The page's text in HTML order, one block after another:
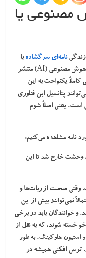
مصنوعی یا
زندگینامه‌ای سرگشادهبا
موضوع اقدامات ایمنی ساختمان در سیستم های هوش مصنوعی (AI) منتشر
کاملاً یکنواخت به این
پتانسیل این فناوری
است، یعنی اصلاً شوم
وحشت خارج شد تا این
وقتی صحبت از ربات‌ها و
نمی‌توانند بیش از این
و خوانندگان باید در برخی
خسته شوند، که به نقل از
هاوکینگ، به طور
ترس افکنی همیشه در